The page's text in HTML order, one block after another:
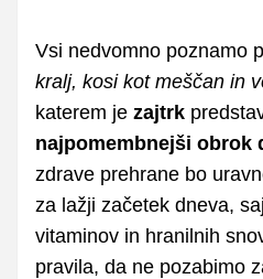
Vsi nedvomno poznamo
kralj, kosi kot meščan in
katerem je zajtrk
najpomembnejši obrok
zdrave prehrane bo
za lažji začetek dneva,
vitaminov in hranilnih
pravila, da ne pozabimo